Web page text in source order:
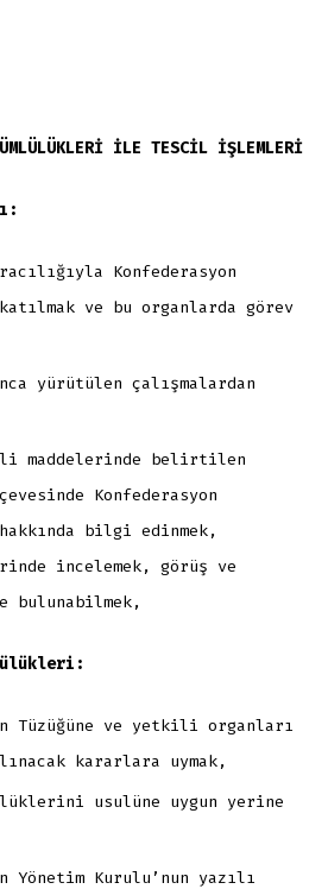
İLE TESCİL İŞLEMLERİ
Konfederasyon
ve bu organlarda görev
yürütülen çalışmalardan
maddelerinde belirtilen
Konfederasyon
bilgi edinmek,
incelemek, görüş ve
Tüzüğüne ve yetkili organları
kararlara uymak,
usulüne uygun yerine
Yönetim Kurulu’nun yazılı